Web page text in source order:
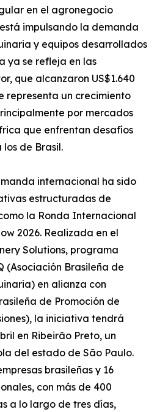
en el agronegocio
impulsando la demanda
y equipos desarrollados
ya se refleja en las
que alcanzaron US$1.640
representa un crecimiento
por mercados
que enfrentan desafíos
de Brasil.
internacional ha sido
estructuradas de
la Ronda Internacional
2026. Realizada en el
Solutions, programa
(Asociación Brasileña de
en alianza con
de Promoción de
la iniciativa tendrá
en Ribeirão Preto, un
del estado de São Paulo.
brasileñas y 16
con más de 400
a lo largo de tres días,